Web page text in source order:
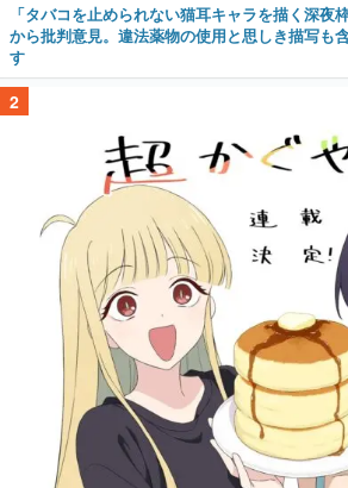
「タバコを止められない猫耳キャラを描く深夜
から批判意見。違法薬物の使用と思しき描写も
す
2